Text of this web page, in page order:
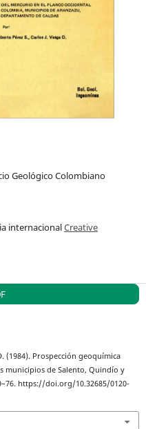
Geológico Colombiano
internacionalCreative
(1984). Prospección geoquímica
municipios de Salento, Quindío y
https://doi.org/10.32685/0120-